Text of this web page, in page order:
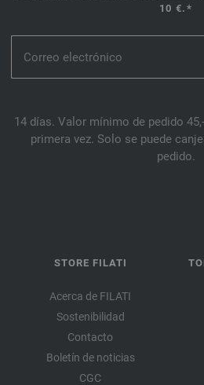
10 €.*
14 días. Valor mínimo de pedido
primera vez. Solo se puede
pedido.
STORE FILATI
Acerca de FILATI
Sostenibilidad
Contacto
Boletín de noticias
CGC